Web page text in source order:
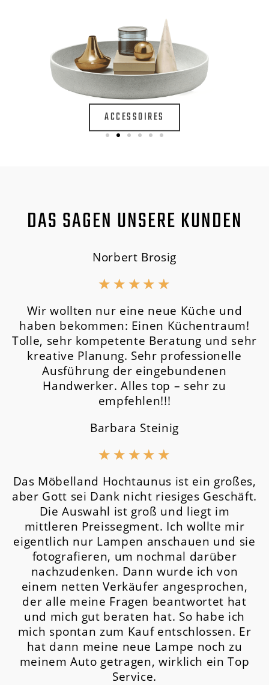
ACCESSOIRES
DAS SAGEN UNSERE KUNDEN
Norbert Brosig
★ ★ ★ ★ ★
Wir wollten nur eine neue Küche und
haben bekommen: Einen Küchentraum!
Tolle, sehr kompetente Beratung und sehr
kreative Planung. Sehr professionelle
Ausführung der eingebundenen
Handwerker. Alles top – sehr zu
empfehlen!!!
Barbara Steinig
★ ★ ★ ★ ★
Das Möbelland Hochtaunus ist ein großes,
aber Gott sei Dank nicht riesiges Geschäft.
Die Auswahl ist groß und liegt im
mittleren Preissegment. Ich wollte mir
eigentlich nur Lampen anschauen und sie
fotografieren, um nochmal darüber
nachzudenken. Dann wurde ich von
einem netten Verkäufer angesprochen,
der alle meine Fragen beantwortet hat
und mich gut beraten hat. So habe ich
mich spontan zum Kauf entschlossen. Er
hat dann meine neue Lampe noch zu
meinem Auto getragen, wirklich ein Top
Service.